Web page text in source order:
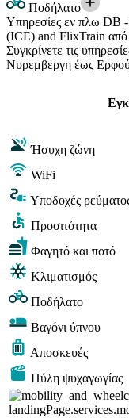
Ποδήλατο
Υπηρεσίες εν πλω DB
(ICE) and FlixTrain
Συγκρίνετε τις
Νυρεμβεργη έως
Ήσυχη ζώνη
WiFi
Υποδοχές
Προσιτότητα
Φαγητό και ποτό
Κλιματισμός
Ποδήλατο
Βαγόνι ύπνου
Αποσκευές
Πύλη ψυχαγωγίας